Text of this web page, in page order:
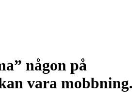
någon på
vara mobbning.